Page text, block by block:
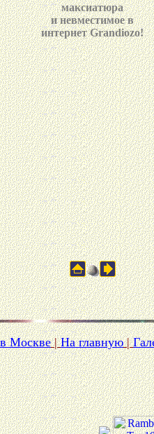
максиатюра
и невместимое в
интернет Grandiozo!
Москве|На главную|